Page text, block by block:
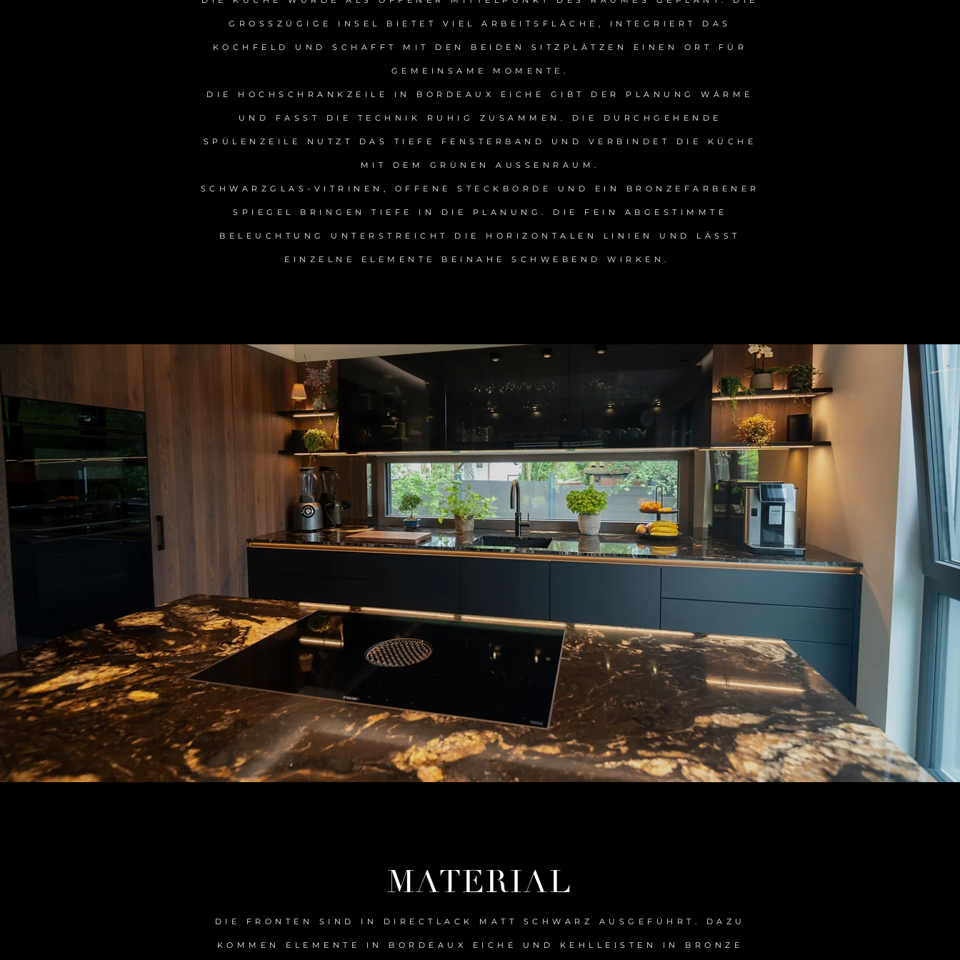
GROSSZÜGIGE INSEL BIETET VIEL ARBEITSFLÄCHE, INTEGRIERT DAS
KOCHFELD UND SCHAFFT MIT DEN BEIDEN SITZPLÄTZEN EINEN ORT FÜR
GEMEINSAME MOMENTE.
DIE HOCHSCHRANKZEILE IN BORDEAUX EICHE GIBT DER PLANUNG WÄRME
UND FASST DIE TECHNIK RUHIG ZUSAMMEN. DIE DURCHGEHENDE
SPÜLENZEILE NUTZT DAS TIEFE FENSTERBAND UND VERBINDET DIE KÜCHE
MIT DEM GRÜNEN AUSSENRAUM.
SCHWARZGLAS-VITRINEN, OFFENE STECKBORDE UND EIN BRONZEFARBENER
SPIEGEL BRINGEN TIEFE IN DIE PLANUNG. DIE FEIN ABGESTIMMTE
BELEUCHTUNG UNTERSTREICHT DIE HORIZONTALEN LINIEN UND LÄSST
EINZELNE ELEMENTE BEINAHE SCHWEBEND WIRKEN.
MATERIAL
DIE FRONTEN SIND IN DIRECTLACK MATT SCHWARZ AUSGEFÜHRT. DAZU
KOMMEN ELEMENTE IN BORDEAUX EICHE UND KEHLLEISTEN IN BRONZE